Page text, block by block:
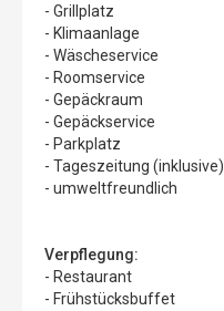
- Grillplatz
- Klimaanlage
- Wäscheservice
- Roomservice
- Gepäckraum
- Gepäckservice
- Parkplatz
- Tageszeitung (inklusive)
- umweltfreundlich
Verpflegung:
- Restaurant
- Frühstücksbuffet